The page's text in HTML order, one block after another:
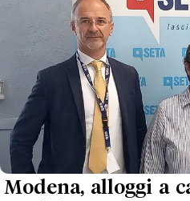
Modena, alloggi a